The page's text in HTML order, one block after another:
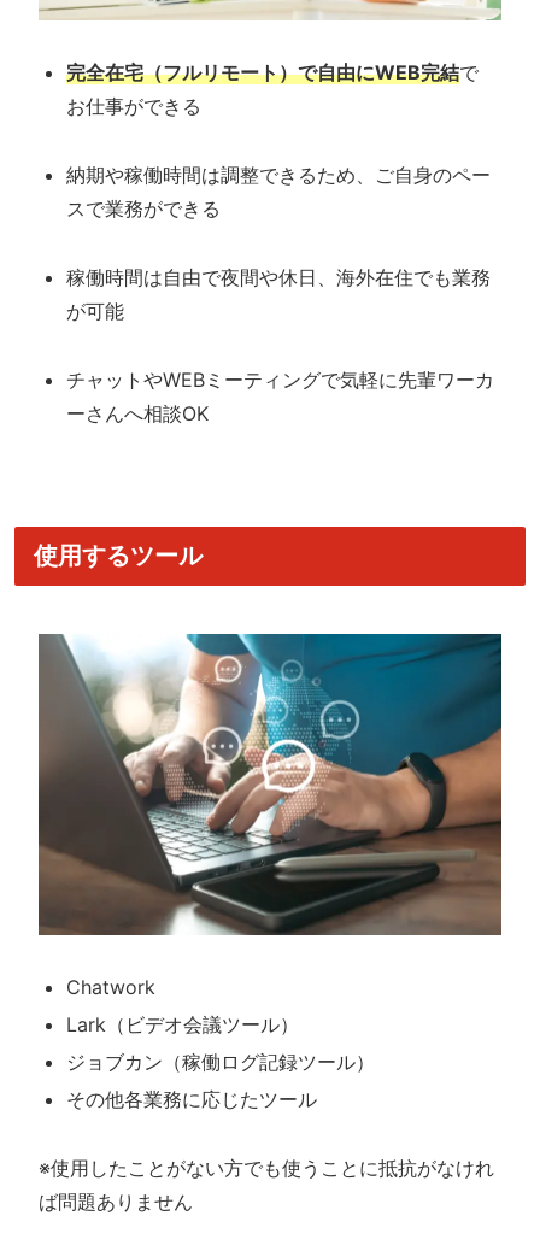
完全在宅（フルリモート）で自由にWEB完結で
お仕事ができる
納期や稼働時間は調整できるため、ご自身のペー
スで業務ができる
稼働時間は自由で夜間や休日、海外在住でも業務
が可能
チャットやWEBミーティングで気軽に先輩ワーカ
ーさんへ相談OK
使用するツール
Chatwork
Lark（ビデオ会議ツール）
ジョブカン（稼働ログ記録ツール）
その他各業務に応じたツール
※使用したことがない方でも使うことに抵抗がなけれ
ば問題ありません